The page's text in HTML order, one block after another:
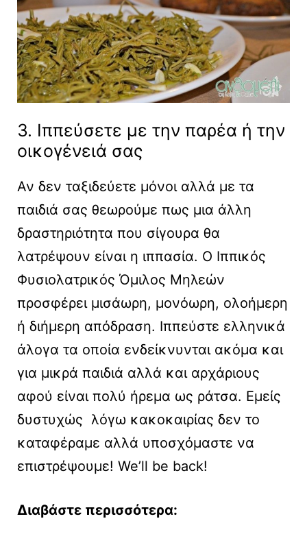
3. Ιππεύσετε με την παρέα ή την
οικογένειά σας
Αν δεν ταξιδεύετε μόνοι αλλά με τα
παιδιά σας θεωρούμε πως μια άλλη
δραστηριότητα που σίγουρα θα
λατρέψουν είναι η ιππασία. Ο Ιππικός
Φυσιολατρικός Όμιλος Μηλεών
προσφέρει μισάωρη, μονόωρη, ολοήμερη
ή διήμερη απόδραση. Ιππεύστε ελληνικά
άλογα τα οποία ενδείκνυνται ακόμα και
για μικρά παιδιά αλλά και αρχάριους
αφού είναι πολύ ήρεμα ως ράτσα. Εμείς
δυστυχώς λόγω κακοκαιρίας δεν το
καταφέραμε αλλά υποσχόμαστε να
επιστρέψουμε! We’ll be back!
Διαβάστε περισσότερα: